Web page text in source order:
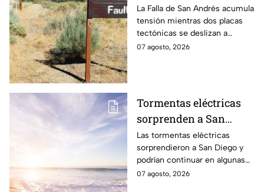
peligro: estos datos
explican el temor
científico
La Falla de San Andrés acumula
tensión mientras dos placas
tectónicas se deslizan a
centímetros por año. Estos
07 agosto, 2026
Tormentas eléctricas
sorprenden a San
Diego; autoridades
advierten que
continuarán durante el
fin de semana
Las tormentas eléctricas
sorprendieron a San Diego y
podrían continuar en algunas
zonas durante el fin de
07 agosto, 2026